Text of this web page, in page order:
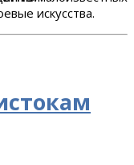
искусства.